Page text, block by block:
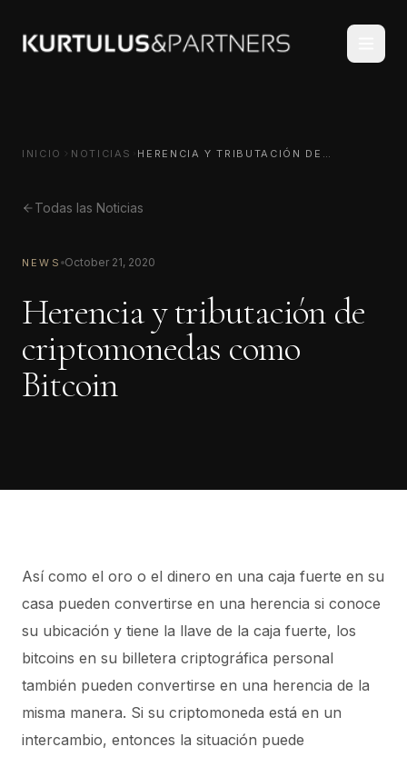
INICIO NOTICIAS
HERENCIA Y TRIBUTACIÓN DE
Todas las Noticias
NEWS October 21, 2020
Herencia y tributación de
criptomonedas como
Bitcoin
Así como el oro o el dinero en una caja fuerte en su
casa pueden convertirse en una herencia si conoce
su ubicación y tiene la llave de la caja fuerte, los
bitcoins en su billetera criptográfica personal
también pueden convertirse en una herencia de la
misma manera. Si su criptomoneda está en un
intercambio, entonces la situación puede